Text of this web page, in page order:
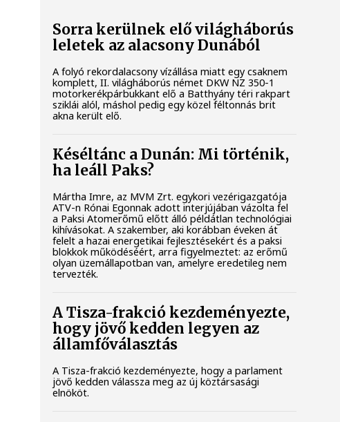
Sorra kerülnek elő világháborús
leletek az alacsony Dunából
A folyó rekordalacsony vízállása miatt egy csaknem
komplett, II. világháborús német DKW NZ 350-1
motorkerékpárbukkant elő a Batthyány téri rakpart
sziklái alól, máshol pedig egy közel féltonnás brit
akna került elő.
Késéltánc a Dunán: Mi történik,
ha leáll Paks?
Mártha Imre, az MVM Zrt. egykori vezérigazgatója
ATV-n Rónai Egonnak adott interjújában vázolta fel
a Paksi Atomerőmű előtt álló példátlan technológiai
kihívásokat. A szakember, aki korábban éveken át
felelt a hazai energetikai fejlesztésekért és a paksi
blokkok működéséért, arra figyelmeztet: az erőmű
olyan üzemállapotban van, amelyre eredetileg nem
tervezték.
A Tisza-frakció kezdeményezte,
hogy jövő kedden legyen az
államfőválasztás
A Tisza-frakció kezdeményezte, hogy a parlament
jövő kedden válassza meg az új köztársasági
elnököt.